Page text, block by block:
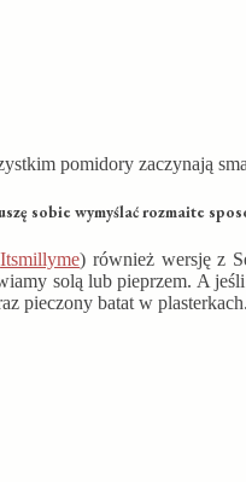
pomidory zaczynają
sobie wymyślać rozmaite
Itsmillyme) również wersję z
solą lub pieprzem. A
pieczony batat w plasterkach.